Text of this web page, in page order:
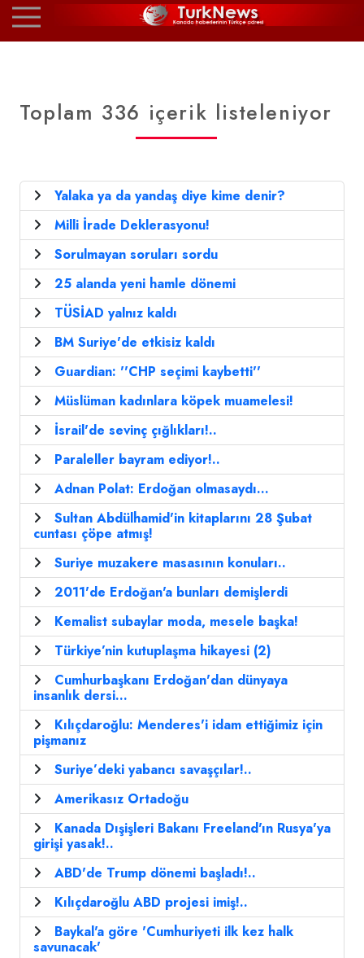
Toplam 336 içerik listeleniyor
Yalaka ya da yandaş diye kime denir?
Milli İrade Deklerasyonu!
Sorulmayan soruları sordu
25 alanda yeni hamle dönemi
TÜSİAD yalnız kaldı
BM Suriye'de etkisiz kaldı
Guardian: ''CHP seçimi kaybetti''
Müslüman kadınlara köpek muamelesi!
İsrail'de sevinç çığlıkları!..
Paraleller bayram ediyor!..
Adnan Polat: Erdoğan olmasaydı...
Sultan Abdülhamid'in kitaplarını 28 Şubat
cuntası çöpe atmış!
Suriye muzakere masasının konuları..
2011'de Erdoğan'a bunları demişlerdi
Kemalist subaylar moda, mesele başka!
Türkiye’nin kutuplaşma hikayesi (2)
Cumhurbaşkanı Erdoğan'dan dünyaya
insanlık dersi...
Kılıçdaroğlu: Menderes'i idam ettiğimiz için
pişmanız
Suriye’deki yabancı savaşçılar!..
Amerikasız Ortadoğu
Kanada Dışişleri Bakanı Freeland'ın Rusya'ya
girişi yasak!..
ABD'de Trump dönemi başladı!..
Kılıçdaroğlu ABD projesi imiş!..
Baykal'a göre 'Cumhuriyeti ilk kez halk
savunacak'